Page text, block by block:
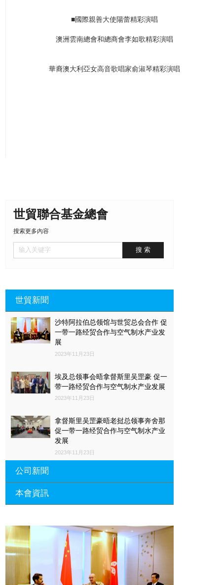
■國際親善大使陽蕾精彩演唱
澳洲雲南總會和總商會李如歌精彩演唱
華裔澳大利亞女高音歌唱家俞淑琴精彩演唱
世貿聯合基金總會
搜索更多內容
世貿新聞
沙特阿拉伯总领馆与世贸总会合作 促
一带一路经贸合作与空气制水产业发
展
2023年11月23日
埃及总领事会晤拿督斯里吴罡豪 促一
带一路经贸合作与空气制水产业发展
2023年11月23日
拿督斯里吴罡豪晤老挝总领事奔舍那
促一带一路经贸合作与空气制水产业
发展
2023年11月23日
公司新聞
一带一路经贸合作与空气制水产业发
2023年11月23日
埃及总领事会晤拿督斯里吴罡豪 促一
带一路经贸合作与空气制水产业发展
2023年11月23日
本會資訊
長瑚蒞臨 天泉鼎豐深圳總部及國際標
量波量子研究院
2021年12月10日
標量波光量子導入系統聯合國總部拿
督斯裏吳達鎔教授首發